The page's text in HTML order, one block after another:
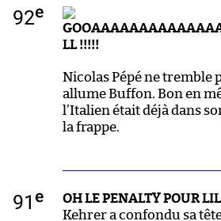
92e
LL !!!!!
Nicolas Pépé ne tremble
allume Buffon. Bon en
l’Italien était déjà dans
la frappe.
91 e
OH LE PENALTY POUR
Kehrer a confondu sa